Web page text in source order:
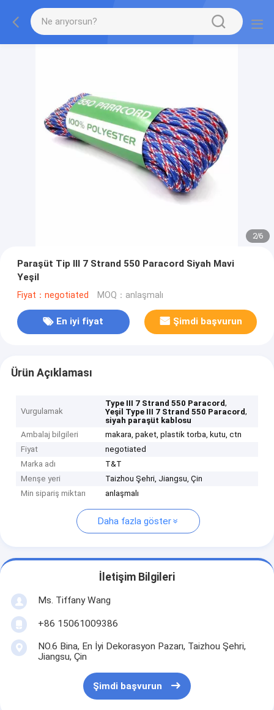
2/6
Paraşüt Tip III 7 Strand 550 Paracord Siyah Mavi
Yeşil
Fiyat：negotiated MOQ：anlaşmalı
En iyi fiyat Şimdi başvurun
Ürün Açıklaması
Vurgulamak
Type III 7 Strand 550 Paracord,
Yeşil Type III 7 Strand 550 Paracord,
siyah paraşüt kablosu
Ambalaj bilgileri
makara, paket, plastik torba, kutu, ctn
Fiyat
negotiated
Marka adı
T&T
Menşe yeri
Taizhou Şehri, Jiangsu, Çin
Min sipariş miktarı
anlaşmalı
Daha fazla göster
İletişim Bilgileri
Ms. Tiffany Wang
+86 15061009386
NO.6 Bina, En İyi Dekorasyon Pazarı, Taizhou Şehri,
Jiangsu, Çin
Şimdi başvurun